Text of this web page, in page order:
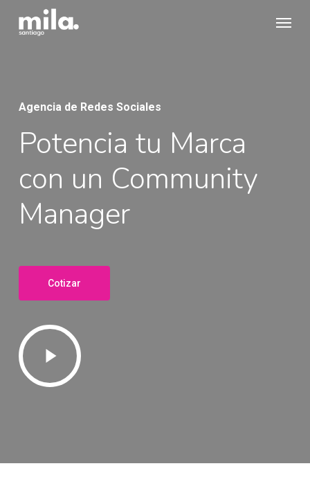
Agencia de Redes Sociales
Potencia tu Marca
con un Community
Manager
Cotizar
Play
Video